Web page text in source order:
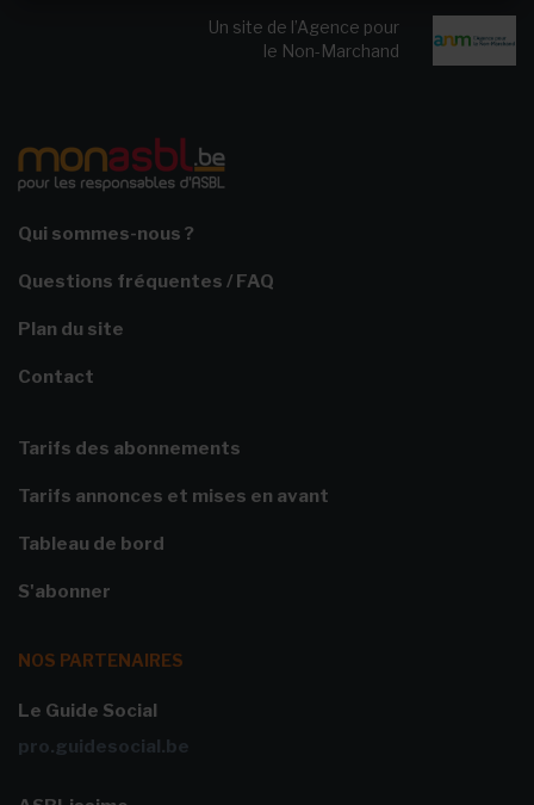
Un site de l’Agence pour
le Non-Marchand
Qui sommes-nous ?
Questions fréquentes / FAQ
Plan du site
Contact
Tarifs des abonnements
Tarifs annonces et mises en avant
Tableau de bord
S'abonner
NOS PARTENAIRES
Le Guide Social
pro.guidesocial.be